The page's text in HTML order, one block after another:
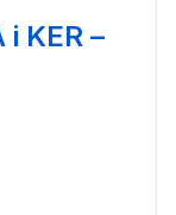
KER –